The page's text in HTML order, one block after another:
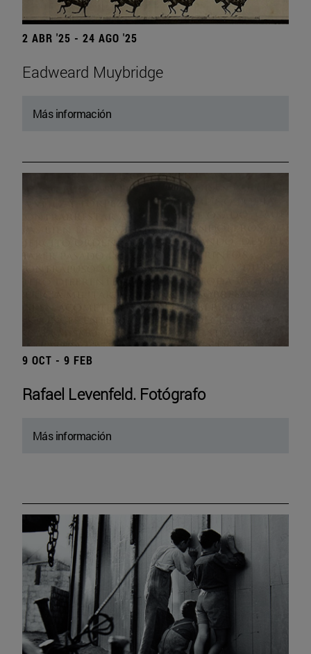
2 ABR '25 - 24 AGO '25
Eadweard Muybridge
Más información
9 OCT - 9 FEB
Rafael Levenfeld. Fotógrafo
Más información